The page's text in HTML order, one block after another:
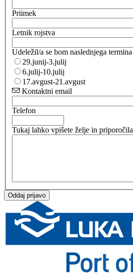
Priimek
Letnik rojstva
Udeležil/a se bom naslednjega termina
29.junij-3.julij
6.julij-10.julij
17.avgust-21.avgust
Kontaktni email
Telefon
Tukaj lahko vpišete želje in priporočila
Oddaj prijavo